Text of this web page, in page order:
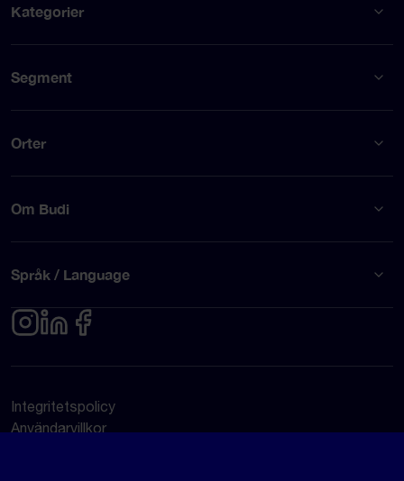
Kategorier
Segment
Orter
Om Budi
Språk / Language
Integritetspolicy
Användarvillkor